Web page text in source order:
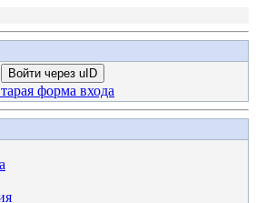
Войти через uID
форма входа